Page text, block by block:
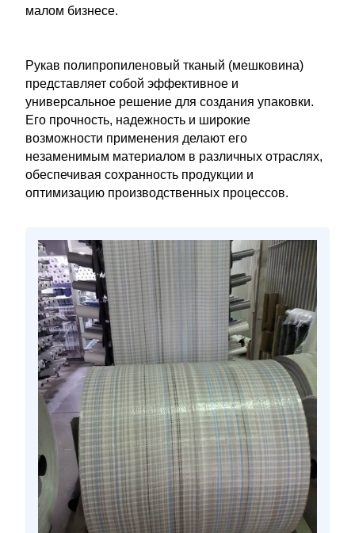
малом бизнесе.
Рукав полипропиленовый тканый (мешковина)
представляет собой эффективное и
универсальное решение для создания упаковки.
Его прочность, надежность и широкие
возможности применения делают его
незаменимым материалом в различных отраслях,
обеспечивая сохранность продукции и
оптимизацию производственных процессов.